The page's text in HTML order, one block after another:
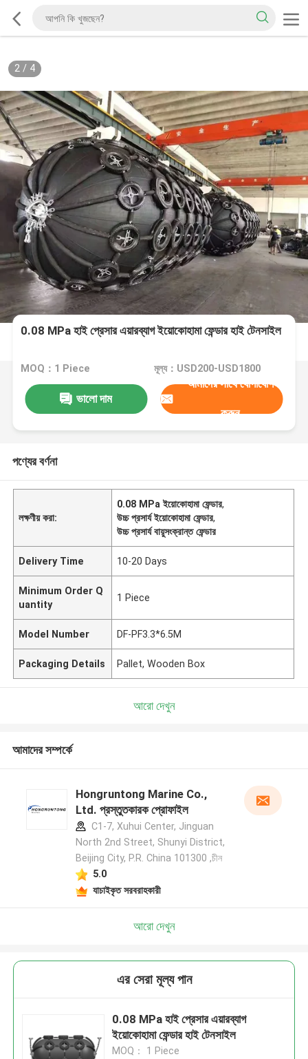
2/ 4
0.08 MPa হাই প্রেসার এয়ারব্যাগ ইয়োকোহামা ফেন্ডার হাই টেনসাইল
MOQ：1 Piece মূল্য：USD200-USD1800
ভালো দাম
আমাদের সাথে যোগাযোগ
করুন
পণ্যের বর্ণনা
লক্ষণীয় করা:
0.08 MPa ইয়োকোহামা ফেন্ডার,
উচ্চ প্রসার্য ইয়োকোহামা ফেন্ডার,
উচ্চ প্রসার্য বায়ুসংক্রান্ত ফেন্ডার
Delivery Time 10-20 Days
Minimum Order Q
uantity
1 Piece
Model Number DF-PF3.3*6.5M
Packaging Details Pallet, Wooden Box
আরো দেখুন
আমাদের সম্পর্কে
Hongruntong Marine Co.,
Ltd. প্রস্তুতকারক প্রোফাইল
C1-7, Xuhui Center, Jinguan
North 2nd Street, Shunyi District,
Beijing City, P.R. China 101300 ,চীন
5.0
যাচাইকৃত সরবরাহকারী
আরো দেখুন
এর সেরা মূল্য পান
0.08 MPa হাই প্রেসার এয়ারব্যাগ
ইয়োকোহামা ফেন্ডার হাই টেনসাইল
MOQ： 1 Piece